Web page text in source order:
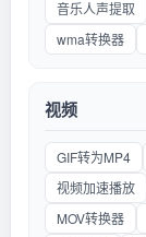
音乐人声提取
wma转换器
视频
GIF转为MP4
视频加速播放
MOV转换器